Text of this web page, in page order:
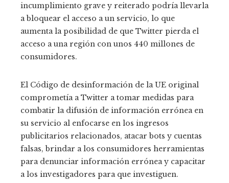
incumplimiento grave y reiterado podría llevarla
a bloquear el acceso a un servicio, lo que
aumenta la posibilidad de que Twitter pierda el
acceso a una región con unos 440 millones de
consumidores.
El Código de desinformación de la UE original
comprometía a Twitter a tomar medidas para
combatir la difusión de información errónea en
su servicio al enfocarse en los ingresos
publicitarios relacionados, atacar bots y cuentas
falsas, brindar a los consumidores herramientas
para denunciar información errónea y capacitar
a los investigadores para que investiguen.